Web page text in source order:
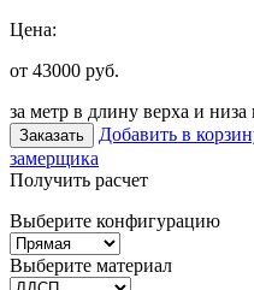
Цена:
от 43000 руб.
за метр в длину верха и низа
Заказать Добавить в
замерщика
Получить расчет
Выберите конфигурацию
Выберите материал